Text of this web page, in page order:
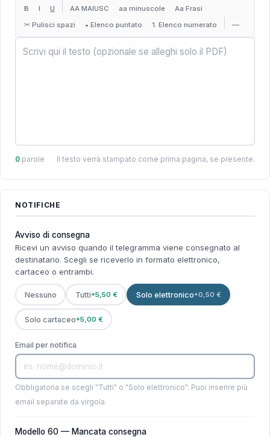
B I U AA MAIUSC aa minuscole
Aa Frasi
✂ Pulisci spazi
• Elenco puntato 1. Elenco numerato —
0 parole Il testo verrà stampato come prima pagina, se presente.
NOTIFICHE
Avviso di consegna
Ricevi un avviso quando il telegramma viene consegnato al
destinatario. Scegli se riceverlo in formato elettronico,
cartaceo o entrambi.
Nessuno Tutti+5,50 € Solo elettronico+0,50 €
Solo cartaceo+5,00 €
Email per notifica
Obbligatoria se scegli "Tutti" o "Solo elettronico". Puoi inserire più
email separate da virgola.
Modello 60 — Mancata consegna